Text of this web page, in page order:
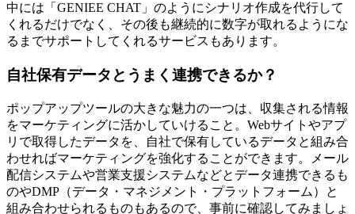
中には「GENIEE CHAT」のようにシナリオ作成を代行して
くれるだけでなく、その後も継続的に数字が取れるようにな
るまでサポートしてくれるサービスもあります。
自社保有データとうまく連携できるか？
ポップアップツールの大きな魅力の一つは、収集される情報
をマーケティングに活かしていけること。Webサイトやアプ
リで取得したデータを、自社で保有しているデータと組み合
わせればマーケティングを強化することができます。メール
配信システムや営業支援システムなどとデータ連携できるも
のやDMP（データ・マネジメント・プラットフォーム）と
組み合わせられるものもあるので、事前に確認してみましょ